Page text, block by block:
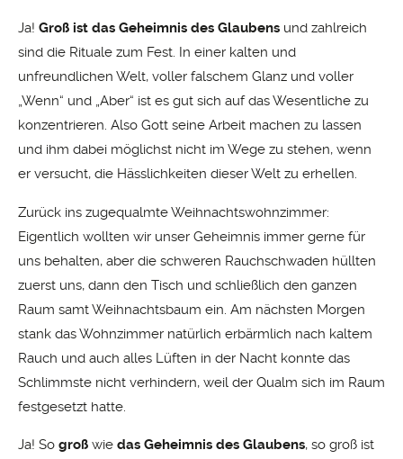
Ja! Groß ist das Geheimnis des Glaubens und zahlreich
sind die Rituale zum Fest. In einer kalten und
unfreundlichen Welt, voller falschem Glanz und voller
„Wenn“ und „Aber“ ist es gut sich auf das Wesentliche zu
konzentrieren. Also Gott seine Arbeit machen zu lassen
und ihm dabei möglichst nicht im Wege zu stehen, wenn
er versucht, die Hässlichkeiten dieser Welt zu erhellen.
Zurück ins zugequalmte Weihnachtswohnzimmer:
Eigentlich wollten wir unser Geheimnis immer gerne für
uns behalten, aber die schweren Rauchschwaden hüllten
zuerst uns, dann den Tisch und schließlich den ganzen
Raum samt Weihnachtsbaum ein. Am nächsten Morgen
stank das Wohnzimmer natürlich erbärmlich nach kaltem
Rauch und auch alles Lüften in der Nacht konnte das
Schlimmste nicht verhindern, weil der Qualm sich im Raum
festgesetzt hatte.
Ja! So groß wie das Geheimnis des Glaubens, so groß ist